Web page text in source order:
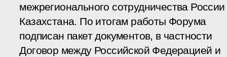
межрегионального сотрудничества
Казахстана. По итогам работы Форума
подписан пакет документов, в частности
Договор между Российской Федерацией и